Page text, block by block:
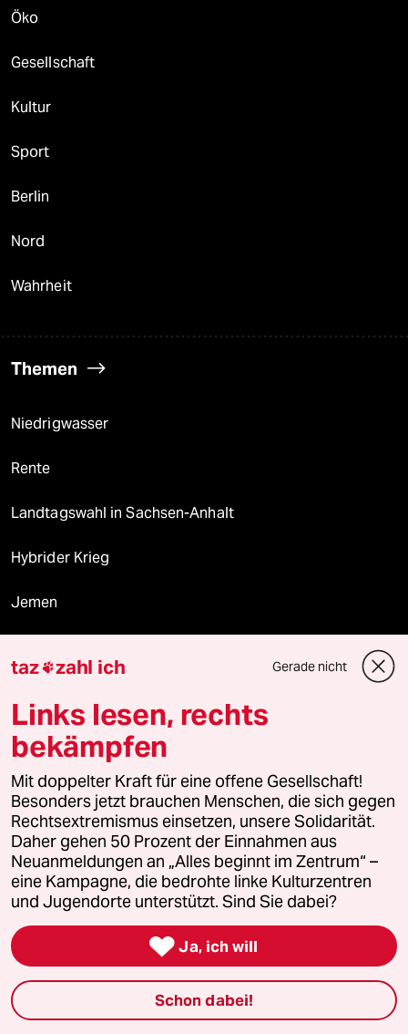
Öko
Gesellschaft
Kultur
Sport
Berlin
Nord
Wahrheit
Themen
Niedrigwasser
Rente
Landtagswahl in Sachsen-Anhalt
Hybrider Krieg
Jemen
Verlag
Aktuelles
Hausblog
Stellen
Presse
taz zahl ich Gerade nicht
Links lesen, rechts
bekämpfen
Mit doppelter Kraft für eine offene Gesellschaft!
Besonders jetzt brauchen Menschen, die sich gegen
Rechtsextremismus einsetzen, unsere Solidarität.
Daher gehen 50 Prozent der Einnahmen aus
Neuanmeldungen an „Alles beginnt im Zentrum“ –
eine Kampagne, die bedrohte linke Kulturzentren
und Jugendorte unterstützt. Sind Sie dabei?
 Ja, ich will
Schon dabei!